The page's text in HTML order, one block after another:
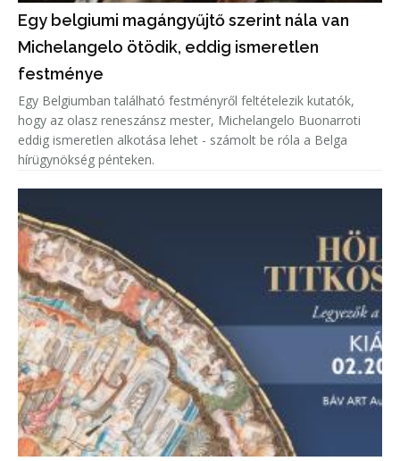
Egy belgiumi magángyűjtő szerint nála van
Michelangelo ötödik, eddig ismeretlen
festménye
Egy Belgiumban található festményről feltételezik kutatók,
hogy az olasz reneszánsz mester, Michelangelo Buonarroti
eddig ismeretlen alkotása lehet - számolt be róla a Belga
hírügynökség pénteken.